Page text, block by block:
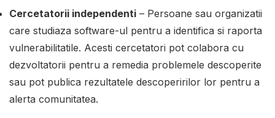
Cercetatorii independenti – Persoane sau organizatii
care studiaza software-ul pentru a identifica si raporta
vulnerabilitatile. Acesti cercetatori pot colabora cu
dezvoltatorii pentru a remedia problemele descoperite
sau pot publica rezultatele descoperirilor lor pentru a
alerta comunitatea.